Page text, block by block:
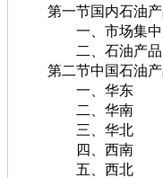
第一节国内石油产
一、市场集中
二、石油产品的
第二节中国石油产
一、华东
二、华南
三、华北
四、西南
五、西北